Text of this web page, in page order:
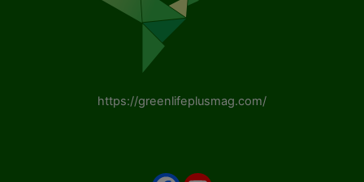
https://greenlifeplusmag.com/